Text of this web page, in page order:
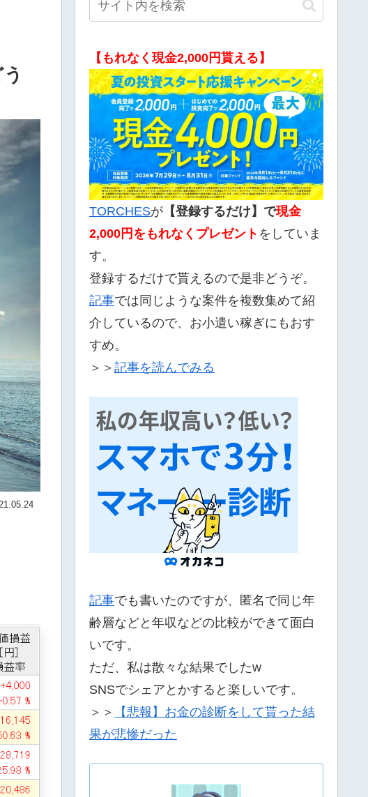
【もれなく現金2,000円貰える】
TORCHESが 【登録するだけ】で現金
2,000 円をもれなくプレゼント をしていま
す。
登録するだけで貰えるので是非どうぞ。
記事では同じような案件を複数集めて紹
介しているので、お小遣い稼ぎにもおす
すめ。
＞＞ 記事を読んでみる
記事でも書いたのですが、匿名で同じ年
齢層などと年収などの比較ができて面白
いです。
ただ、私は散々な結果でしたw
SNSでシェアとかすると楽しいです。
＞＞
【悲報】お金の診断をして貰った結
果が悲惨だった